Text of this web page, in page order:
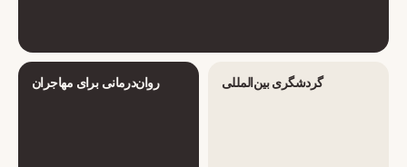
روان‌درمانی برای مهاجران گردشگری بین‌المللی